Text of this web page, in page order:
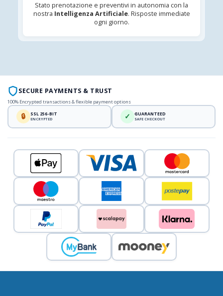
Stato prenotazione e preventivi in autonomia con la
nostra Intelligenza Artificiale. Risposte immediate
ogni giorno.
SECURE PAYMENTS & TRUST
100% Encrypted transactions & flexible payment options
🔒 SSL 256-BIT
ENCRYPTED ✓ GUARANTEED
SAFE CHECKOUT